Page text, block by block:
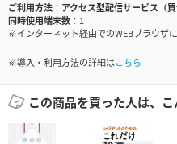
ご利用方法
アクセス型配信サービス（買
同時使用端末数
1
※インターネット経由でのWEBブラウザ
※導入・利用方法の詳細はこちら
この商品を買った人は、こ